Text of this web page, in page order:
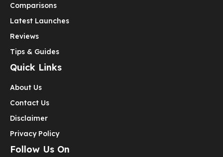
Comparisons
Latest Launches
Reviews
Tips & Guides
Quick Links
About Us
Contact Us
Disclaimer
Privacy Policy
Follow Us On